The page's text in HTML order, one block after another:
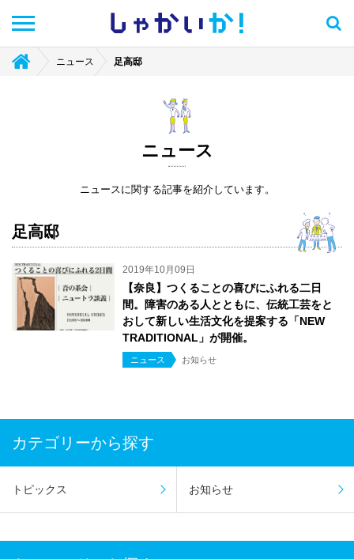
しゃかい か！
ニュース 足高邸
ニュース
ニュースに関する記事を紹介しています。
足高邸
2019年10月09日
【奈良】つくることの喜びにふれる二日
間。障害のある人とともに、伝統工芸をと
おして新しい生活文化を提案する「NEW
TRADITIONAL」が開催。
ニュース お知らせ
カテゴリーから探す
トピックス お知らせ